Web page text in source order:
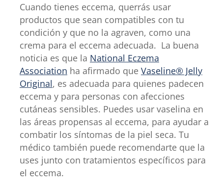
Cuando tienes eccema, querrás usar
productos que sean compatibles con tu
condición y que no la agraven, como una
crema para el eccema adecuada. La buena
noticia es que la National Eczema
Association ha afirmado que Vaseline® Jelly
Original, es adecuada para quienes padecen
eccema y para personas con afecciones
cutáneas sensibles. Puedes usar vaselina en
las áreas propensas al eccema, para ayudar a
combatir los síntomas de la piel seca. Tu
médico también puede recomendarte que la
uses junto con tratamientos específicos para
el eccema.